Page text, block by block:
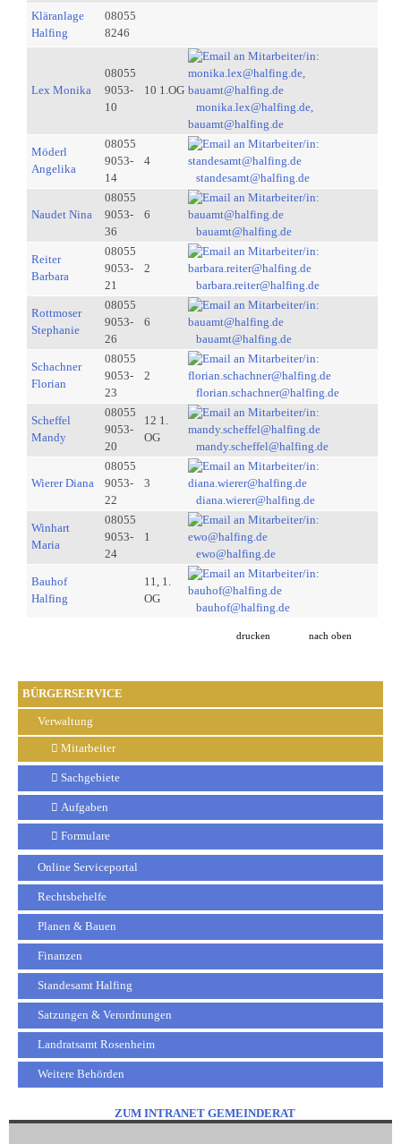
BÜRGERSERVICE
Verwaltung
Mitarbeiter
Sachgebiete
Aufgaben
Formulare
Online Serviceportal
Rechtsbehelfe
Planen & Bauen
Finanzen
Standesamt Halfing
Satzungen & Verordnungen
Landratsamt Rosenheim
Weitere Behörden
Kläranlage
Halfing
08055
8246
Lex Monika
08055
9053-
10
10 1.OG
monika.lex@halfing.de,
bauamt@halfing.de
Möderl
Angelika
08055
9053-
14
4
standesamt@halfing.de
Naudet Nina
08055
9053-
36
6
bauamt@halfing.de
Reiter
Barbara
08055
9053-
21
2
barbara.reiter@halfing.de
Rottmoser
Stephanie
08055
9053-
26
6
bauamt@halfing.de
Schachner
Florian
08055
9053-
23
2
florian.schachner@halfing.de
Scheffel
Mandy
08055
9053-
20
12 1.
OG
mandy.scheffel@halfing.de
Wierer Diana
08055
9053-
22
3
diana.wierer@halfing.de
Winhart
Maria
08055
9053-
24
1
ewo@halfing.de
Bauhof
Halfing
11, 1.
OG
bauhof@halfing.de
drucken nach oben
ZUM INTRANET GEMEINDERAT